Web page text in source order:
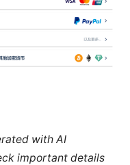
with AI
important details